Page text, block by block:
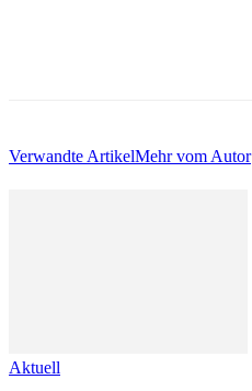
Verwandte ArtikelMehr vom Autor
Aktuell